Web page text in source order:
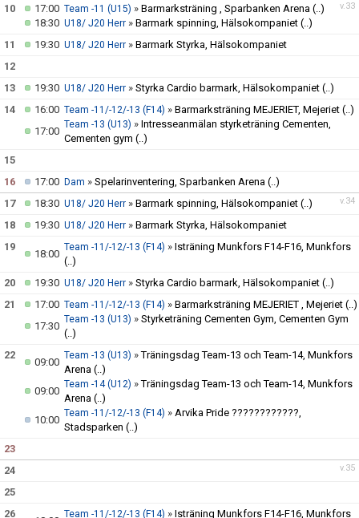
v.33
10 17:00 Team -11 (U15) » Barmarksträning , Sparbanken Arena (..)
18:30 U18/ J20 Herr » Barmark spinning, Hälsokompaniet (..)
11
19:30 U18/ J20 Herr » Barmark Styrka, Hälsokompaniet
12
13
19:30 U18/ J20 Herr » Styrka Cardio barmark, Hälsokompaniet (..)
14
16:00 Team -11/-12/-13 (F14) » Barmarksträning MEJERIET, Mejeriet (..)
17:00
Team -13 (U13) » Intresseanmälan styrketräning Cementen,
Cementen gym (..)
15
16
17:00 Dam » Spelarinventering, Sparbanken Arena (..)
v.34
17 18:30 U18/ J20 Herr » Barmark spinning, Hälsokompaniet (..)
18
19:30 U18/ J20 Herr » Barmark Styrka, Hälsokompaniet
19
18:00
Team -11/-12/-13 (F14) » Isträning Munkfors F14-F16, Munkfors
(..)
20
19:30 U18/ J20 Herr » Styrka Cardio barmark, Hälsokompaniet (..)
21
17:00 Team -11/-12/-13 (F14) » Barmarksträning MEJERIET , Mejeriet (..)
17:30
Team -13 (U13) » Styrketräning Cementen Gym, Cementen Gym
(..)
22
09:00
Team -13 (U13) »Träningsdag Team-13 och Team-14, Munkfors
Arena (..)
09:00
Team -14 (U12) »Träningsdag Team-13 och Team-14, Munkfors
Arena (..)
10:00
Team -11/-12/-13 (F14) » Arvika Pride ????????????,
Stadsparken (..)
23
v.35
24
25
26
Team -11/-12/-13 (F14) » Isträning Munkfors F14-F16, Munkfors